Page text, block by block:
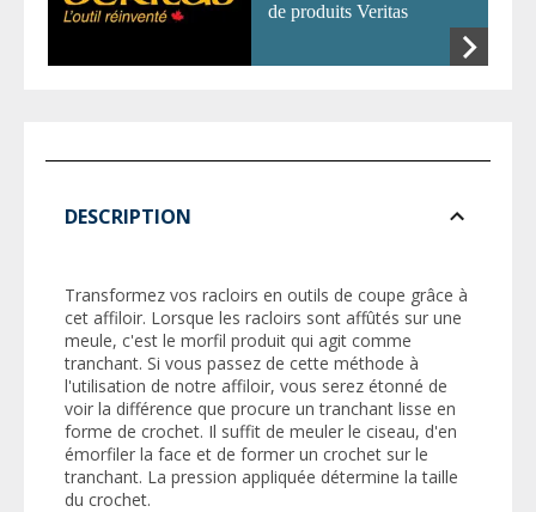
de produits Veritas
DESCRIPTION
Transformez vos racloirs en outils de coupe grâce à
cet affiloir. Lorsque les racloirs sont affûtés sur une
meule, c'est le morfil produit qui agit comme
tranchant. Si vous passez de cette méthode à
l'utilisation de notre affiloir, vous serez étonné de
voir la différence que procure un tranchant lisse en
forme de crochet. Il suffit de meuler le ciseau, d'en
émorfiler la face et de former un crochet sur le
tranchant. La pression appliquée détermine la taille
du crochet.